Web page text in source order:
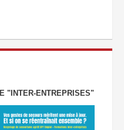
"INTER-ENTREPRISES"